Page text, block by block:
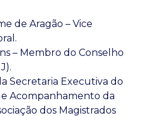
de Aragão – Vice
– Membro do Conselho
Secretaria Executiva do
Acompanhamento da
dos Magistrados